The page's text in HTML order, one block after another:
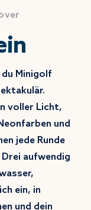
Minigolf
voller Licht,
und
jede Runde
Drei aufwendig
ein, in
und dein